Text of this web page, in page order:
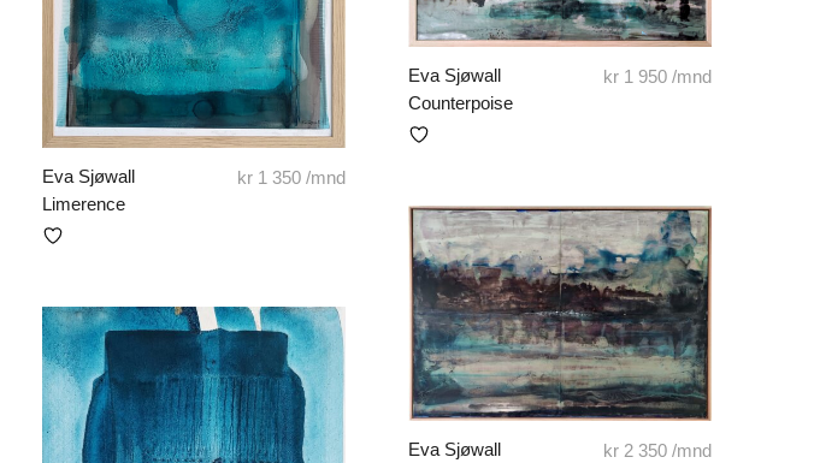
Eva Sjøwall
Limerence
kr1 350/mnd
Eva Sjøwall
Counterpoise
kr1 950/mnd
Eva Sjøwall
kr2 350/mnd